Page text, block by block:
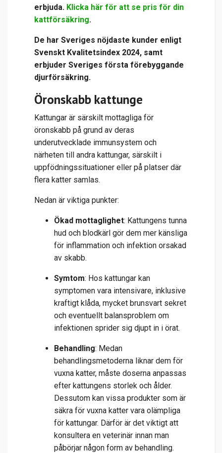
erbjuda. Klicka här för att se pris för din
kattförsäkring.
De har Sveriges nöjdaste kunder enligt
Svenskt Kvalitetsindex 2024, samt
erbjuder Sveriges första förebyggande
djurförsäkring.
Öronskabb kattunge
Kattungar är särskilt mottagliga för
öronskabb på grund av deras
underutvecklade immunsystem och
närheten till andra kattungar, särskilt i
uppfödningssituationer eller på platser där
flera katter samlas.
Nedan är viktiga punkter:
Ökad mottaglighet: Kattungens tunna
hud och blodkärl gör dem mer känsliga
för inflammation och infektion orsakad
av skabb.
Symtom: Hos kattungar kan
symptomen vara intensivare, inklusive
kraftigt klåda, mycket brunsvart sekret
och eventuellt balansproblem om
infektionen sprider sig djupt in i örat.
Behandling: Medan
behandlingsmetoderna liknar dem för
vuxna katter, måste doserna anpassas
efter kattungens storlek och ålder.
Dessutom kan vissa produkter som är
säkra för vuxna katter vara olämpliga
för kattungar. Därför är det viktigt att
konsultera en veterinär innan man
påbörjar någon form av behandling.